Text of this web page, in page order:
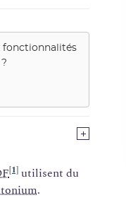
fonctionnalités
[1] utilisent du
.